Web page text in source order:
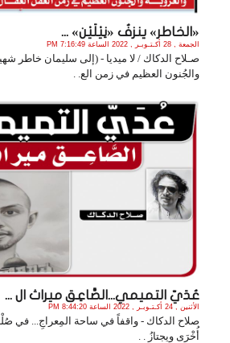
«الخاطر» ينزفُ «نِيْلَيْن» ...
الجمعة , 28 أكـتـوبـر , 2022 الساعة 7:16:49 PM
صـلاح الدكاك / لا ميديا - (إلى سليمان خاطر
والجُنون العظيم في زمن الع. .
عُدَيّ التميمي...الصَّاعِق ميراث ال ...
الأثنين , 24 أكـتـوبـر , 2022 الساعة 8:44:20 PM
صلاح الدكاك - واقفاً في ساحة المِعراجِ... في
أُخْرَى ويجتازُ . .